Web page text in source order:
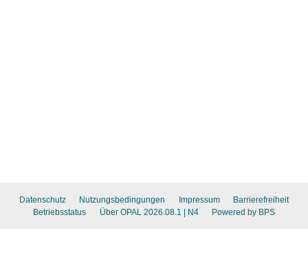
Datenschutz Nutzungsbedingungen Impressum
Barrierefreiheit
Betriebsstatus
Über OPAL 2026.08.1 | N4 Powered by BPS